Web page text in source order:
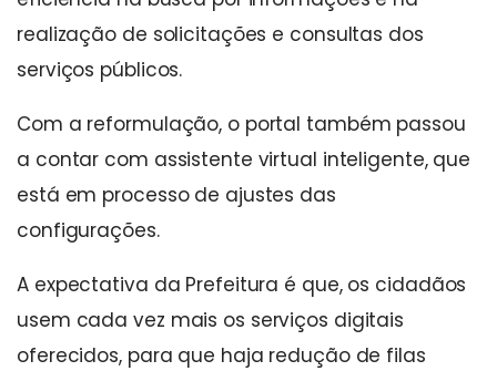
realização de solicitações e consultas dos
serviços públicos.
Com a reformulação, o portal também passou
a contar com assistente virtual inteligente, que
está em processo de ajustes das
configurações.
A expectativa da Prefeitura é que, os cidadãos
usem cada vez mais os serviços digitais
oferecidos, para que haja redução de filas